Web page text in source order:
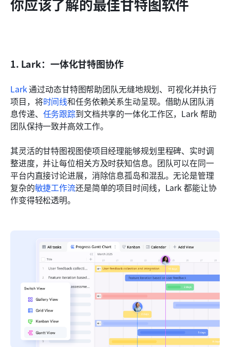
你应该了解的最佳甘特图软件
1. Lark：一体化甘特图协作
Lark 通过动态甘特图帮助团队无缝地规划、可视化并执行
项目，将时间线和任务依赖关系生动呈现。借助从团队消
息传递、 任务跟踪到文档共享的一体化工作区，Lark 帮助
团队保持一致并高效工作。
其灵活的甘特图视图使项目经理能够规划里程碑、实时调
整进度，并让每位相关方及时获知信息。团队可以在同一
平台内直接讨论进展，消除信息孤岛和混乱。无论是管理
复杂的敏捷工作流还是简单的项目时间线，Lark 都能让协
作变得轻松透明。